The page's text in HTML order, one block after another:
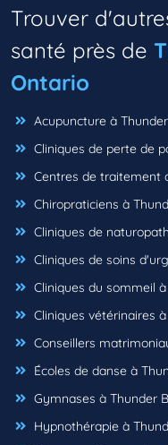
Trouver
santé près de
Ontario
Acupuncture à
Cliniques de perte de
Centres de traitement
Chiropraticiens à
Cliniques de
Cliniques de soins
Cliniques du sommeil
Cliniques vétérinaires
Conseillers
Écoles de danse à
Gymnases à Thunder
Hypnothérapie à